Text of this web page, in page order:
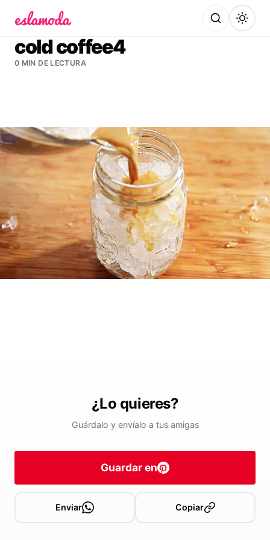
cold coffee4
0 MIN DE LECTURA
¿Lo quieres?
Guárdalo y envíalo a tus amigas
Guardar en
Enviar Copiar